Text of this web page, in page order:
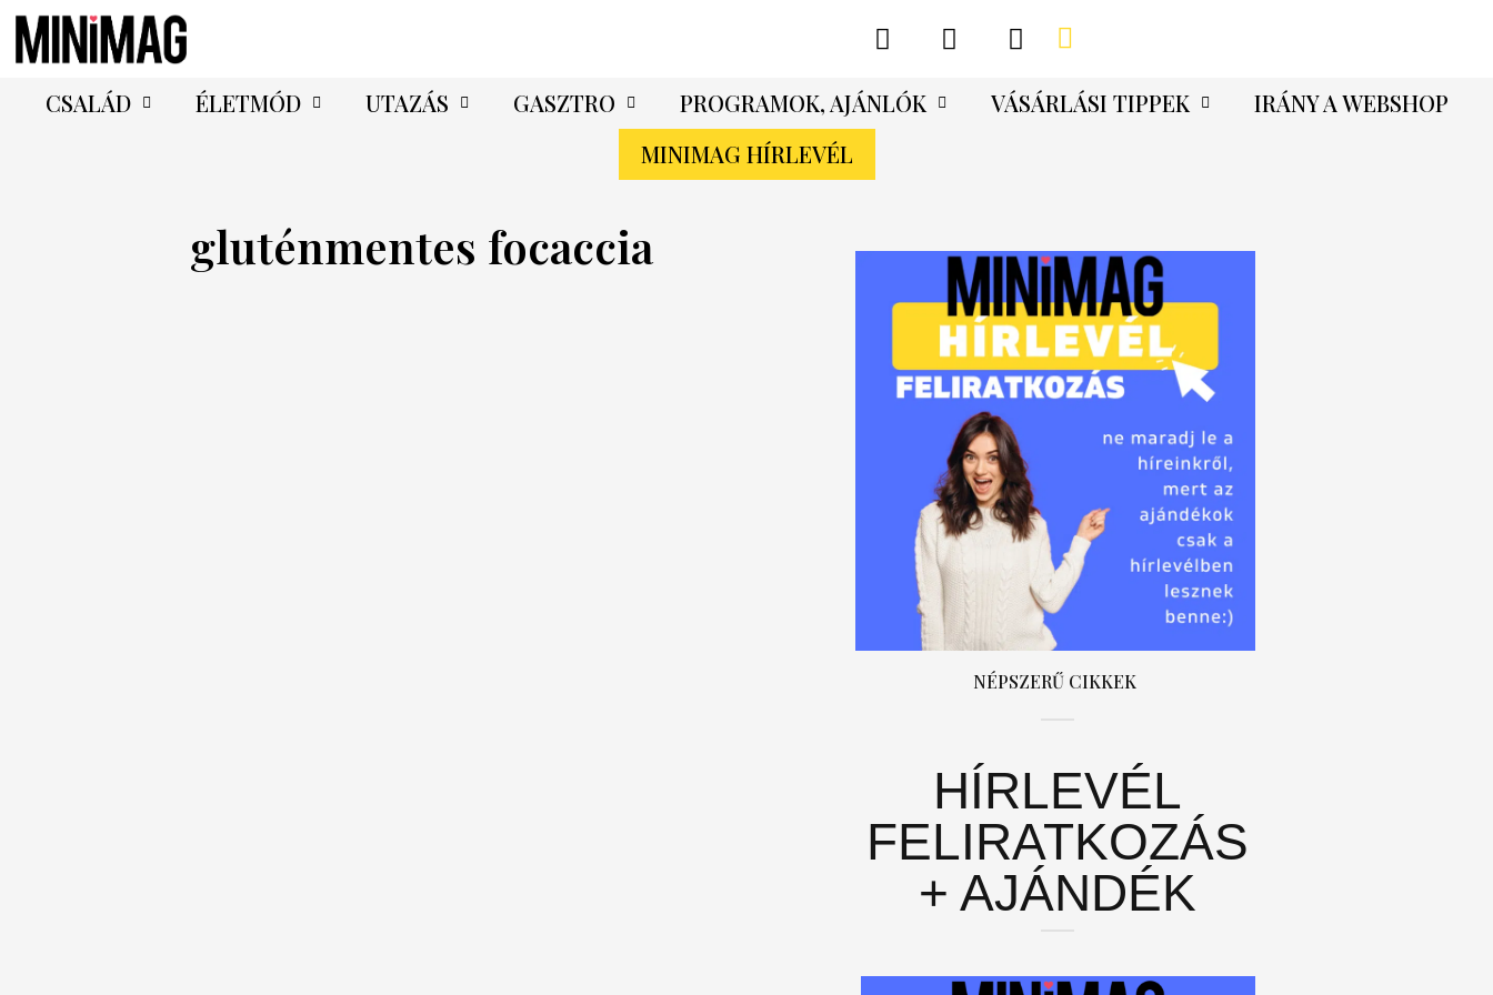
CSALÁD ÉLETMÓD UTAZÁS GASZTRO PROGRAMOK, AJÁNLÓK VÁSÁRLÁSI TIPPEK
IRÁNY A WEBSHOP
MINIMAG HÍRLEVÉL
gluténmentes focaccia
NÉPSZERŰ CIKKEK
HÍRLEVÉL
FELIRATKOZÁS
+ AJÁNDÉK